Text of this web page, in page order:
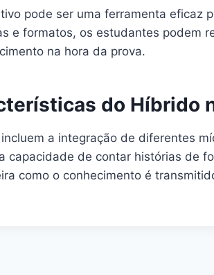
pode ser uma ferramenta eficaz
e formatos, os estudantes podem
na hora da prova.
do Híbrido
a integração de diferentes
capacidade de contar histórias de
como o conhecimento é